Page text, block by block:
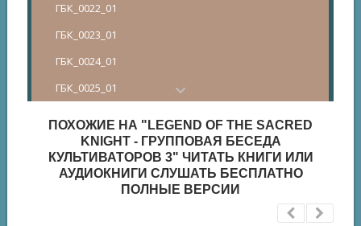
ГБК_0022_01
ГБК_0023_01
ГБК_0024_01
ГБК_0025_01
ГБК_0027_01
ГБК_0028_01
ПОХОЖИЕ НА "LEGEND OF THE SACRED
KNIGHT - ГРУППОВАЯ БЕСЕДА
КУЛЬТИВАТОРОВ 3" ЧИТАТЬ КНИГИ ИЛИ
АУДИОКНИГИ СЛУШАТЬ БЕСПЛАТНО
ПОЛНЫЕ ВЕРСИИ